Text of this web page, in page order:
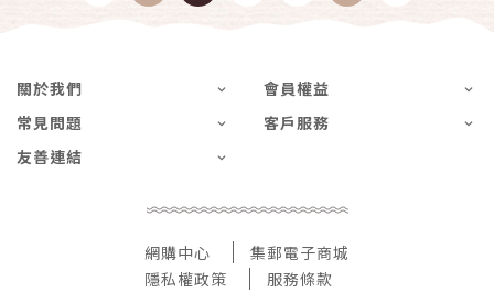
關於我們
會員權益
常見問題
客戶服務
友善連結
網購中心
集郵電子商城
隱私權政策
服務條款